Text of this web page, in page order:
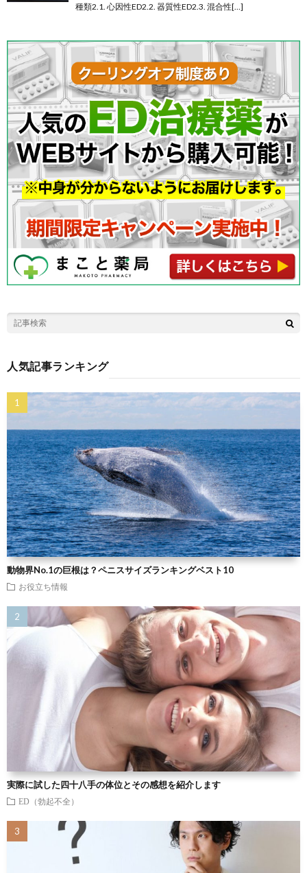
種類2.1. 心因性ED2.2. 器質性ED2.3. 混合性[…]
人気記事ランキング
動物界No.1の巨根は？ペニスサイズランキングベスト10
お役立ち情報
実際に試した四十八手の体位とその感想を紹介します
ED（勃起不全）